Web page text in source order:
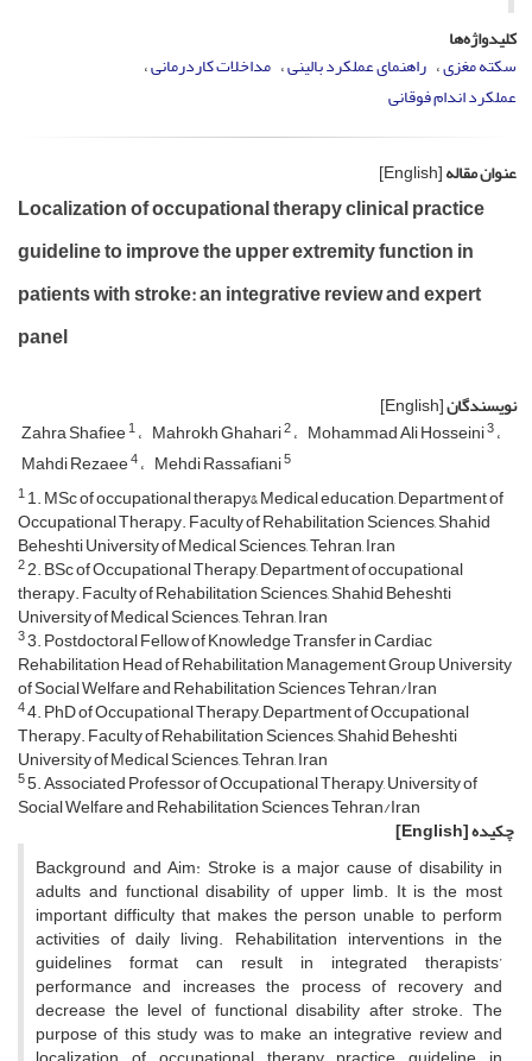
کلیدواژه‌ها
سکته مغزی راهنمای عملکرد بالینی مداخلات کاردرمانی
عملکرد اندام فوقانی
عنوان مقاله[English]
Localization of occupational therapy clinical practice
guideline to improve the upper extremity function in
patients with stroke: an integrative review and expert
panel
نویسندگان[English]
Zahra Shafiee1 Mahrokh Ghahari2 Mohammad Ali Hosseini3
Mahdi Rezaee4 Mehdi Rassafiani5
11. MSc of occupational therapy& Medical education, Department of
Occupational Therapy. Faculty of Rehabilitation Sciences, Shahid
Beheshti University of Medical Sciences, Tehran, Iran
22. BSc of Occupational Therapy, Department of occupational
therapy. Faculty of Rehabilitation Sciences, Shahid Beheshti
University of Medical Sciences, Tehran, Iran
33. Postdoctoral Fellow of Knowledge Transfer in Cardiac
Rehabilitation Head of Rehabilitation Management Group University
of Social Welfare and Rehabilitation Sciences Tehran/Iran
44. PhD of Occupational Therapy, Department of Occupational
Therapy. Faculty of Rehabilitation Sciences, Shahid Beheshti
University of Medical Sciences, Tehran, Iran
55. Associated Professor of Occupational Therapy, University of
Social Welfare and Rehabilitation Sciences Tehran/Iran
چکیده[English]
Background and Aim: Stroke is a major cause of disability in
adults and functional disability of upper limb. It is the most
important difficulty that makes the person unable to perform
activities of daily living. Rehabilitation interventions in the
guidelines format can result in integrated therapists’
performance and increases the process of recovery and
decrease the level of functional disability after stroke. The
purpose of this study was to make an integrative review and